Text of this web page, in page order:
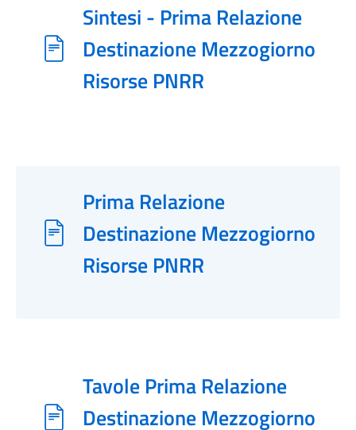
Sintesi - Prima Relazione
Destinazione Mezzogiorno
Risorse PNRR
Prima Relazione
Destinazione Mezzogiorno
Risorse PNRR
Tavole Prima Relazione
Destinazione Mezzogiorno